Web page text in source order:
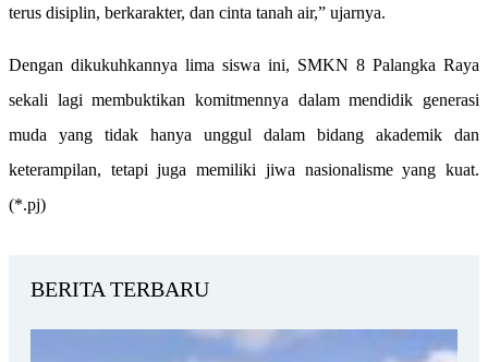
terus disiplin, berkarakter, dan cinta tanah air,” ujarnya.
Dengan dikukuhkannya lima siswa ini, SMKN 8 Palangka Raya
sekali lagi membuktikan komitmennya dalam mendidik generasi
muda yang tidak hanya unggul dalam bidang akademik dan
keterampilan, tetapi juga memiliki jiwa nasionalisme yang kuat.
(*.pj)
BERITA TERBARU